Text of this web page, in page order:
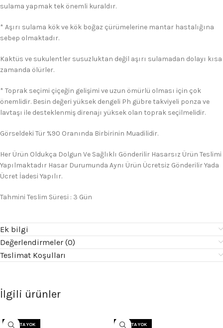
sulama yapmak tek önemli kuraldır.
* Aşırı sulama kök ve kök boğaz çürümelerine mantar hastalığına
sebep olmaktadır.
Kaktüs ve sukulentler susuzluktan değil aşırı sulamadan dolayı kısa
zamanda ölürler.
* Toprak seçimi çiçeğin gelişimi ve uzun ömürlü olması için çok
önemlidir. Besin değeri yüksek dengeli Ph gübre takviyeli ponza ve
lavtaşı ile desteklenmiş direnajı yüksek olan toprak seçilmelidir.
Görseldeki Tür %90 Oranında Birbirinin Muadilidir.
Her Ürün Oldukça Dolgun Ve Sağlıklı Gönderilir Hasarsız Ürün Teslimi
Yapılmaktadır Hasar Durumunda Aynı Ürün Ücretsiz Gönderilir Yada
Ücret İadesi Yapılır.
Tahmini Teslim Süresi : 3 Gün
Ek bilgi
Değerlendirmeler (0)
Teslimat Koşulları
İlgili ürünler
STOKTA YOK
STOKTA YOK